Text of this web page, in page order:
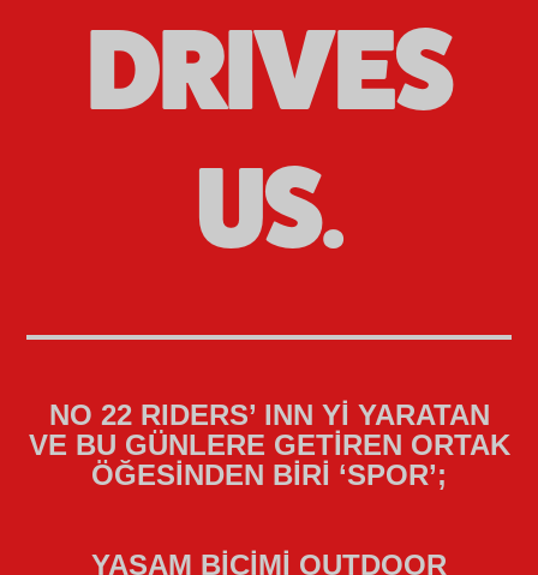
DRIVES
US.
NO 22 RIDERS’ INN Yİ YARATAN
VE BU GÜNLERE GETİREN ORTAK
ÖĞESİNDEN BİRİ ‘SPOR’;
YAŞAM BİÇİMİ OUTDOOR